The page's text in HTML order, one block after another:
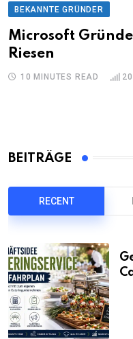
BEKANNTE GRÜNDER
Microsoft
Riesen
10 MINUTES READ
BEITRÄGE
RECENT